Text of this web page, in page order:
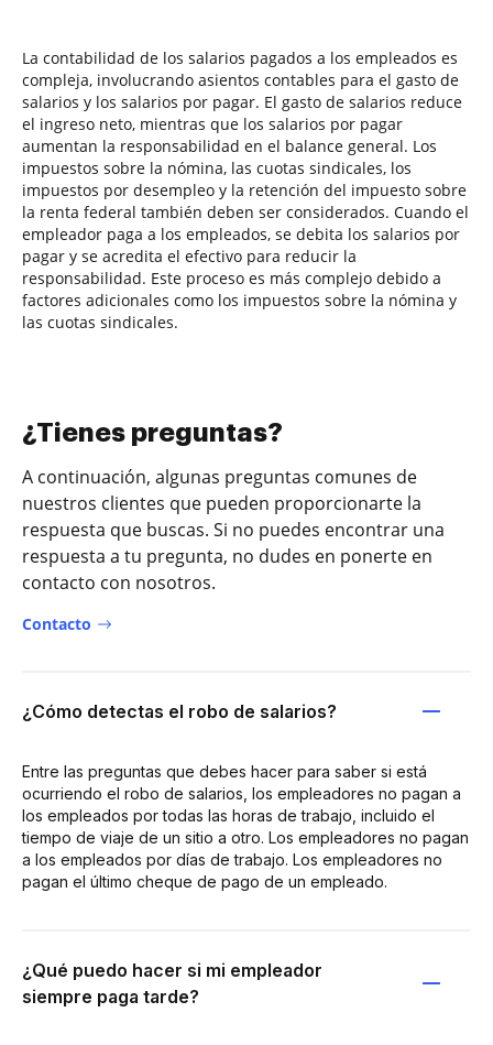
La contabilidad de los salarios pagados a los empleados es
compleja, involucrando asientos contables para el gasto de
salarios y los salarios por pagar. El gasto de salarios reduce
el ingreso neto, mientras que los salarios por pagar
aumentan la responsabilidad en el balance general. Los
impuestos sobre la nómina, las cuotas sindicales, los
impuestos por desempleo y la retención del impuesto sobre
la renta federal también deben ser considerados. Cuando el
empleador paga a los empleados, se debita los salarios por
pagar y se acredita el efectivo para reducir la
responsabilidad. Este proceso es más complejo debido a
factores adicionales como los impuestos sobre la nómina y
las cuotas sindicales.
¿Tienes preguntas?
A continuación, algunas preguntas comunes de
nuestros clientes que pueden proporcionarte la
respuesta que buscas. Si no puedes encontrar una
respuesta a tu pregunta, no dudes en ponerte en
contacto con nosotros.
Contacto
¿Cómo detectas el robo de salarios?
Entre las preguntas que debes hacer para saber si está
ocurriendo el robo de salarios, los empleadores no pagan a
los empleados por todas las horas de trabajo, incluido el
tiempo de viaje de un sitio a otro. Los empleadores no pagan
a los empleados por días de trabajo. Los empleadores no
pagan el último cheque de pago de un empleado.
¿Qué puedo hacer si mi empleador
siempre paga tarde?